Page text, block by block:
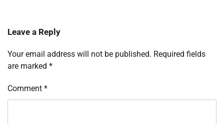
Leave a Reply
Your email address will not be published. Required fields
are marked *
Comment *